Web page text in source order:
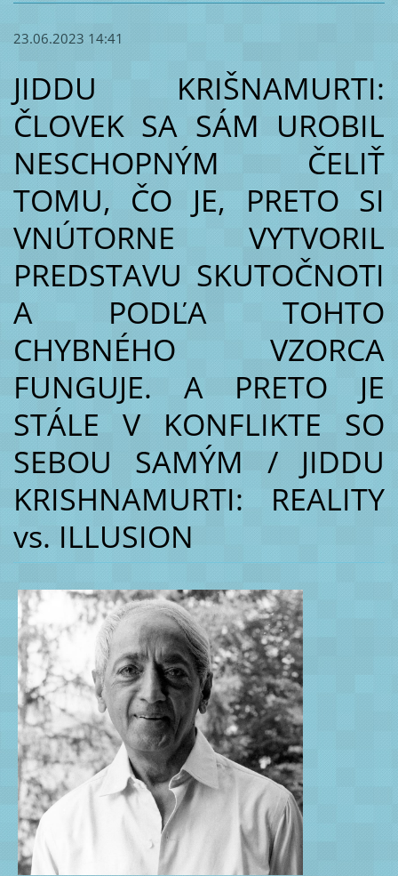
23.06.2023 14:41
JIDDU KRIŠNAMURTI:
ČLOVEK SA SÁM UROBIL
NESCHOPNÝM ČELIŤ
TOMU, ČO JE, PRETO SI
VNÚTORNE VYTVORIL
PREDSTAVU SKUTOČNOTI
A PODĽA TOHTO
CHYBNÉHO VZORCA
FUNGUJE. A PRETO JE
STÁLE V KONFLIKTE SO
SEBOU SAMÝM / JIDDU
KRISHNAMURTI: REALITY
vs. ILLUSION